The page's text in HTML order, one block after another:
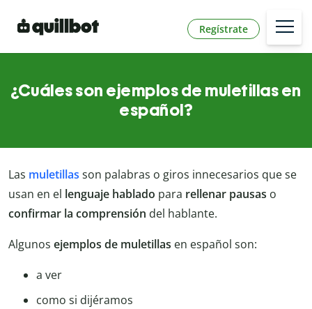
Regístrate
¿Cuáles son ejemplos de muletillas en
español?
Las muletillas son palabras o giros innecesarios que se
usan en el lenguaje hablado para rellenar pausas o
confirmar la comprensión del hablante.
Algunos ejemplos de muletillas en español son:
a ver
como si dijéramos